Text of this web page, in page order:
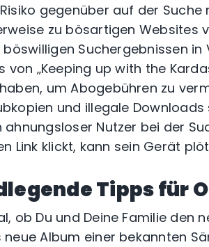
gegenüber auf der
zu bösartigen Websites
Suchergebnissen
von „Keeping up with the
um Abogebühren zu
und illegale
ahnungsloser Nutzer bei der
Link klickt, kann sein Gerät
Tipps für
ob Du und Deine Familie den
Album einer bekannten